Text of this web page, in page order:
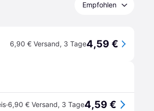
Empfohlen
6,90 € Versand, 3 Tage4,59 €
·6,90 € Versand, 3 Tage4,59 €